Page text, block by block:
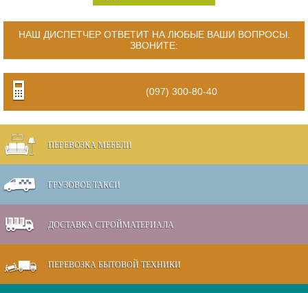
НАШ ДИСПЕТЧЕР ОТВЕТИТ НА ЛЮБЫЕ ВАШИ ВОПРОСЫ.
ЗВОНИТЕ:
(097) 300-80-40
ПЕРЕВОЗКА МЕБЕЛИ
ГРУЗОВОЕ ТАКСИ
ДОСТАВКА СТРОЙМАТЕРИАЛА
ПЕРЕВОЗКА БЫТОВОЙ ТЕХНИКИ